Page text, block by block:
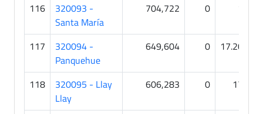
116
320093 -
Santa María
704,722 0
117
320094 -
Panquehue
649,604 0 17.209
118
320095 - Llay
Llay
606,283 0 178